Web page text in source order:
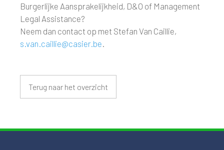
Burgerlijke Aansprakelijkheid, D&O of Management
Legal Assistance?
Neem dan contact op met Stefan Van Caillie,
s.van.caillie@casier.be
Terug naar het overzicht